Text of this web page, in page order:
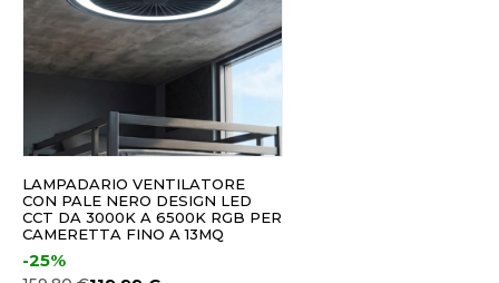
LAMPADARIO VENTILATORE
CON PALE NERO DESIGN LED
CCT DA 3000K A 6500K RGB PER
CAMERETTA FINO A 13MQ
-25%